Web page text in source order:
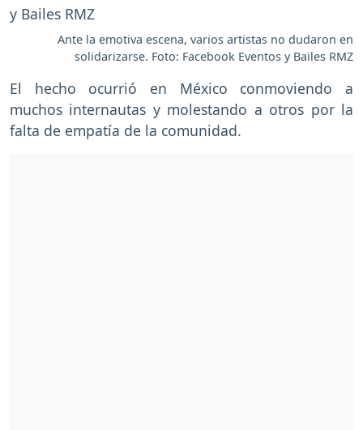
Ante la emotiva escena, varios artistas no dudaron en
solidarizarse. Foto: Facebook Eventos y Bailes RMZ
El hecho ocurrió en México conmoviendo a
muchos internautas y molestando a otros por la
falta de empatía de la comunidad.